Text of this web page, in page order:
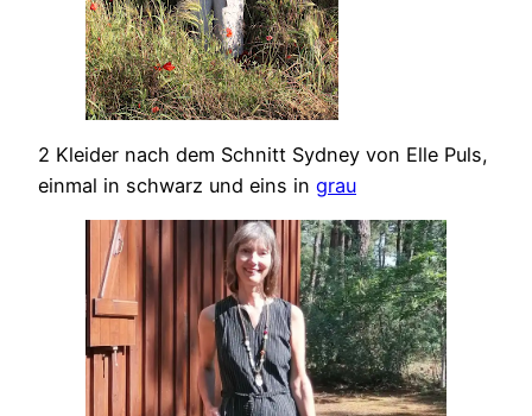
2 Kleider nach dem Schnitt Sydney von Elle Puls,
einmal in schwarz und eins in grau